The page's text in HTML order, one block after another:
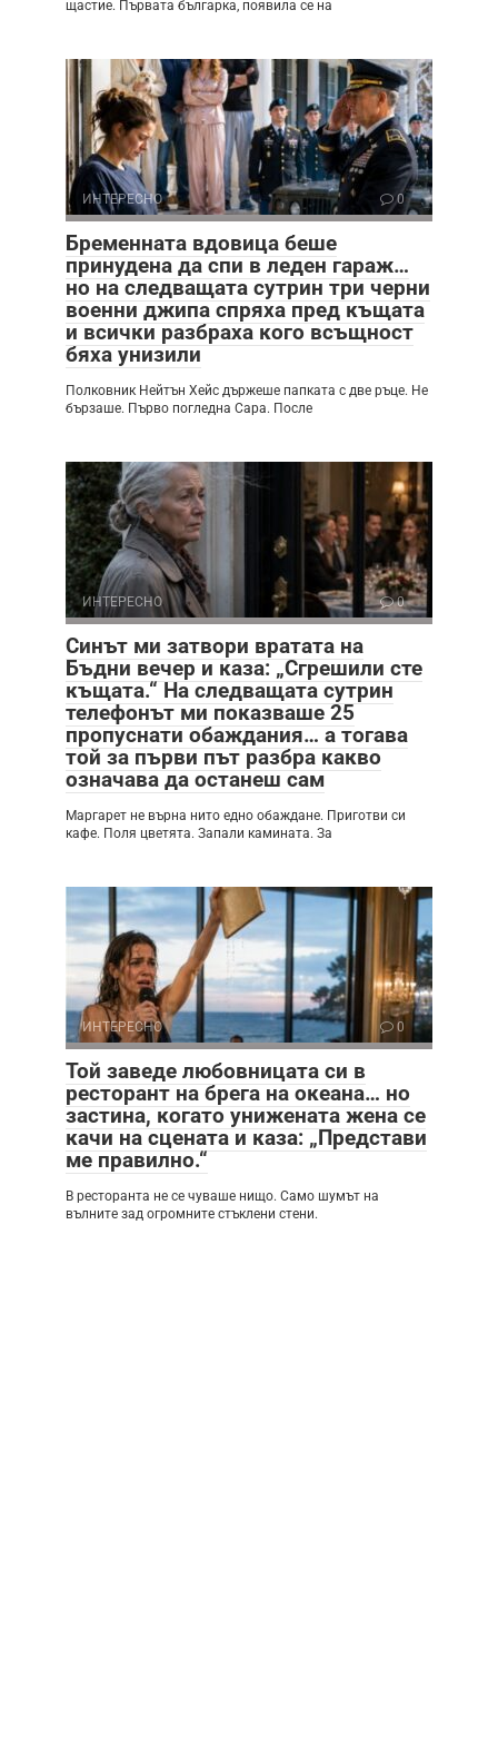
щастие. Първата българка, появила се на
ИНТЕРЕСНО 0
Бременната вдовица беше
принудена да спи в леден гараж…
но на следващата сутрин три черни
военни джипа спряха пред къщата
и всички разбраха кого всъщност
бяха унизили
Полковник Нейтън Хейс държеше папката с две ръце. Не
бързаше. Първо погледна Сара. После
ИНТЕРЕСНО 0
Синът ми затвори вратата на
Бъдни вечер и каза: „Сгрешили сте
къщата.“ На следващата сутрин
телефонът ми показваше 25
пропуснати обаждания… а тогава
той за първи път разбра какво
означава да останеш сам
Маргарет не върна нито едно обаждане. Приготви си
кафе. Поля цветята. Запали камината. За
ИНТЕРЕСНО 0
Той заведе любовницата си в
ресторант на брега на океана… но
застина, когато унижената жена се
качи на сцената и каза: „Представи
ме правилно.“
В ресторанта не се чуваше нищо. Само шумът на
вълните зад огромните стъклени стени.